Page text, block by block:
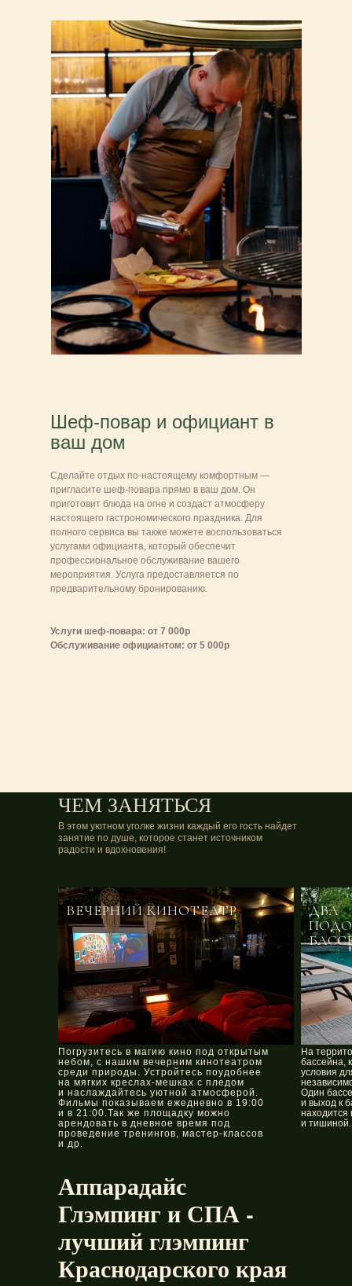
Шеф-повар и официант в
ваш дом
Сделайте отдых по-настоящему комфортным —
пригласите шеф-повара прямо в ваш дом. Он
приготовит блюда на огне и создаст атмосферу
настоящего гастрономического праздника. Для
полного сервиса вы также можете воспользоваться
услугами официанта, который обеспечит
профессиональное обслуживание вашего
мероприятия. Услуга предоставляется по
предварительному бронированию.
Услуги шеф-повара: от 7 000р
Обслуживание официантом: от 5 000р
ЧЕМ ЗАНЯТЬСЯ
В этом уютном уголке жизни каждый его гость найдет
занятие по душе, которое станет источником
радости и вдохновения!
ВЕЧЕРНИЙ КИНОТЕАТР
Погрузитесь в магию кино под открытым
небом, с нашим вечерним кинотеатром
среди природы. Устройтесь поудобнее
на мягких креслах-мешках с пледом
и наслаждайтесь уютной атмосферой.
Фильмы показываем ежедневно в 19:00
и в 21:00.Так же площадку можно
арендовать в дневное время под
проведение тренингов, мастер-классов
и др.
ДВА
На
бассейна,
условия
Один
и выход к
находится
и тишиной.
Аппарадайс
Глэмпинг и СПА -
лучший глэмпинг
Краснодарского края